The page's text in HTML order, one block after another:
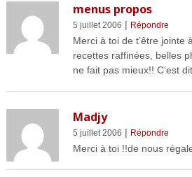
menus propos
5 juillet 2006 | Répondre
Merci à toi de t’être jointe
recettes raffinées, belles
ne fait pas mieux!! C’est
Madjy
5 juillet 2006 | Répondre
Merci à toi !!de nous